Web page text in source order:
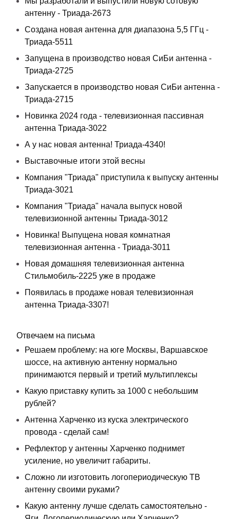
антенну - Триада-2673
Создана новая антенна для диапазона 5,5 ГГц -
Триада-5511
Запущена в производство новая СиБи антенна -
Триада-2725
Запускается в производство новая СиБи антенна -
Триада-2715
Новинка 2024 года - телевизионная пассивная
антенна Триада-3022
А у нас новая антенна! Триада-4340!
Выставочные итоги этой весны
Компания "Триада" приступила к выпуску антенны
Триада-3021
Компания "Триада" начала выпуск новой
телевизионной антенны Триада-3012
Новинка! Выпущена новая комнатная
телевизионная антенна - Триада-3011
Новая домашняя телевизионная антенна
Стильмобиль-2225 уже в продаже
Появилась в продаже новая телевизионная
антенна Триада-3307!
Отвечаем на письма
Решаем проблему: на юге Москвы, Варшавское
шоссе, на активную антенну нормально
принимаются первый и третий мультиплексы
Какую приставку купить за 1000 с небольшим
рублей?
Антенна Харченко из куска электрического
провода - сделай сам!
Рефлектор у антенны Харченко поднимет
усиление, но увеличит габариты.
Сложно ли изготовить логопериодическую ТВ
антенну своими руками?
Какую антенну лучше сделать самостоятельно -